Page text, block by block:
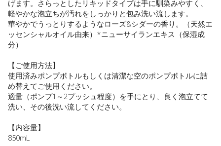
げます。さらっとしたリキッドタイプは手に馴染みやすく、
軽やかな泡立ちが汚れをしっかりと包み洗い流します。
華やかでうっとりするようなローズ&シダーの香り。（天然エ
ッセンシャルオイル由来）*ニューサイランエキス（保湿成
分）
【ご使用方法】
使用済みポンプボトルもしくは清潔な空のポンプボトルに詰
め替えてご使用ください。
適量（ポンプ1～2プッシュ程度）を手にとり、良く泡立てて
洗い、その後洗い流してください。
【内容量】
850mL